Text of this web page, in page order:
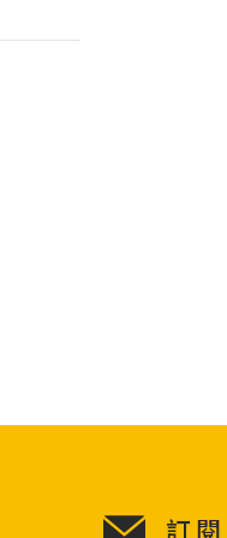
訂